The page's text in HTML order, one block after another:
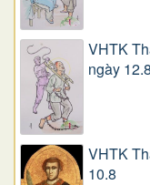
VHTK
ngày 12.8
VHTK
10.8